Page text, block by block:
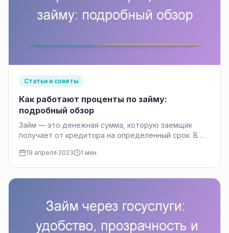
Статьи и советы
Как работают проценты по займу:
подробный обзор
Займ — это денежная сумма, которую заемщик
получает от кредитора на определенный срок. В
19 апреля 2023 1 мин